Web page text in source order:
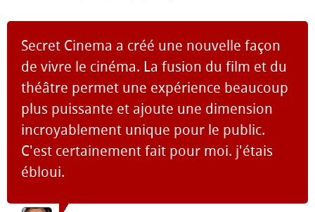
Secret Cinema a créé une nouvelle façon
de vivre le cinéma. La fusion du film et du
théâtre permet une expérience beaucoup
plus puissante et ajoute une dimension
incroyablement unique pour le public.
C'est certainement fait pour moi. j'étais
ébloui.